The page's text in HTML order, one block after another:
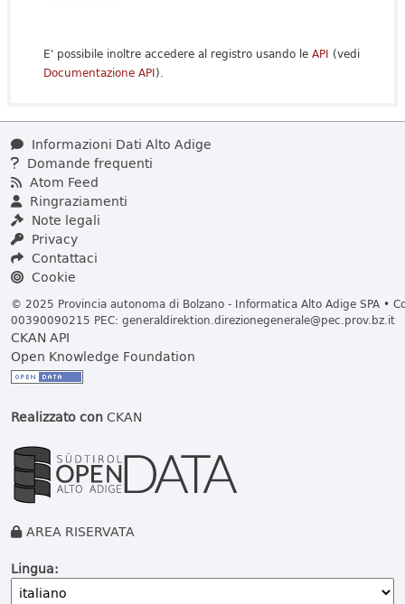
E' possibile inoltre accedere al registro usando le API (vedi
Documentazione API).
Informazioni Dati Alto Adige
Domande frequenti
Atom Feed
Ringraziamenti
Note legali
Privacy
Contattaci
Cookie
© 2025 Provincia autonoma di Bolzano - Informatica Alto Adige SPA •
00390090215 PEC: generaldirektion.direzionegenerale@pec.prov.bz.it
CKAN API
Open Knowledge Foundation
Realizzato conCKAN
AREA RISERVATA
Lingua